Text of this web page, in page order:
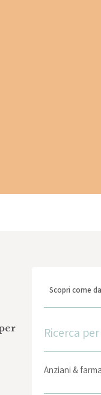
Scopri come
Ricerca
Anziani &